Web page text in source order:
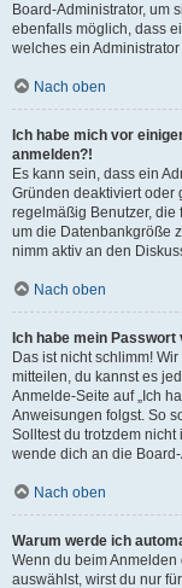
Board-Administrator, um
ebenfalls möglich, dass
welches ein
Nach oben
Ich habe mich vor
anmelden?!
Es kann sein, dass ein
Gründen deaktiviert oder
regelmäßig Benutzer,
um die Datenbankgröße
nimm aktiv an den
Nach oben
Ich habe mein
Das ist nicht schlimm!
mitteilen, du kannst es
Anmelde-Seite auf „Ich
Anweisungen folgst. So
Solltest du trotzdem
wende dich an die
Nach oben
Warum werde ich
Wenn du beim Anmelden
auswählst, wirst du nur